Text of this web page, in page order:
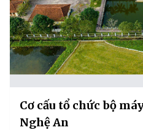
Cơ cấu tổ chức bộ
Nghệ An